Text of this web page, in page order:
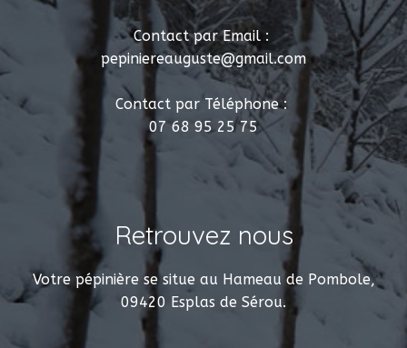
Contact par Email :
pepiniereauguste@gmail.com
Contact par Téléphone :
07 68 95 25 75
Retrouvez nous
Votre pépinière se situe au Hameau de Pombole,
09420 Esplas de Sérou.